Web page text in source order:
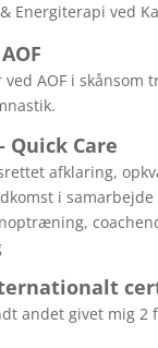
Energiterapi ved
ved AOF i
Quick Care
afklaring,
i
andet givet mig 2